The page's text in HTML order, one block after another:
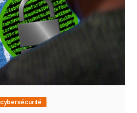
cybersécurité